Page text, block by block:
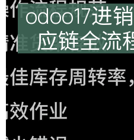
odoo17进
应链全流